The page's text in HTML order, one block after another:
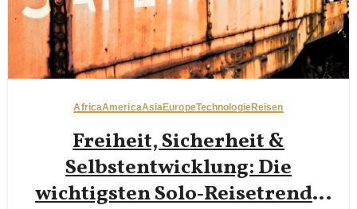
AfricaAmericaAsiaEuropeTechnologieReisen
Freiheit, Sicherheit &
Selbstentwicklung: Die
wichtigsten Solo‑Reisetrends